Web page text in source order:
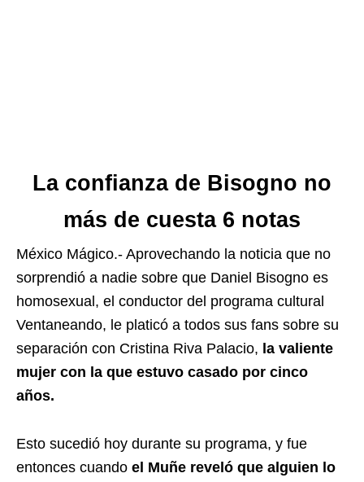
La confianza de Bisogno no
más de cuesta 6 notas
México Mágico.- Aprovechando la noticia que no
sorprendió a nadie sobre que Daniel Bisogno es
homosexual, el conductor del programa cultural
Ventaneando, le platicó a todos sus fans sobre su
separación con Cristina Riva Palacio, la valiente
mujer con la que estuvo casado por cinco
años.
Esto sucedió hoy durante su programa, y fue
entonces cuando el Muñe reveló que alguien lo